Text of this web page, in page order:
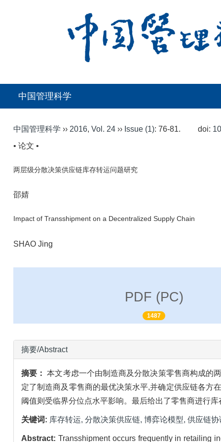
中国管理科学
中国管理科学 ›› 2016, Vol. 24 ›› Issue (1): 76-81. doi:
• 论文 •
两层级分散决策供应链库存转运问题研究
邵婧
Impact of Transshipment on a Decentralized Supply Chain
SHAO Jing
PDF (PC)
1487
摘要：本文考虑一个由制造商及分散决策零售商构成的
定了制造商及零售商的最优决策水平,并确定供应链各方
阈值则受临界分位点水平影响。最后给出了零售商进行
关键词:库存转运,分散决策供应链,博弈论模型,供应链协